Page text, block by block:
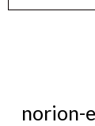
norion-